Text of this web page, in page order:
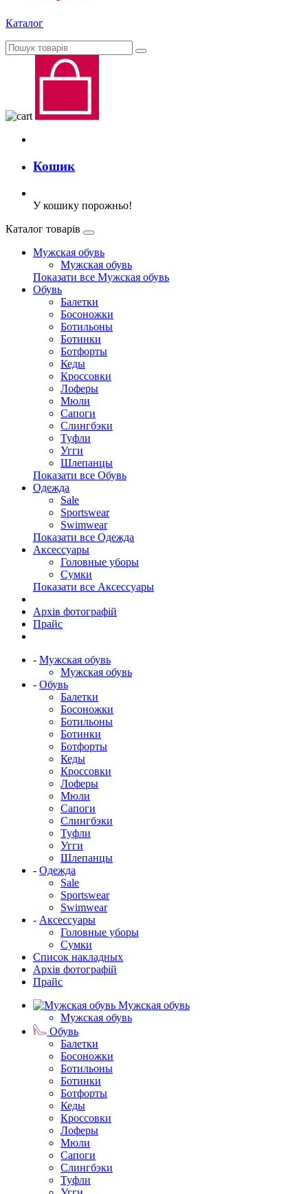
Каталог
Кошик
У кошику порожньо!
Каталог товарів
Мужская обувь
Мужская обувь
Показати все Мужская обувь
Обувь
Балетки
Босоножки
Ботильоны
Ботинки
Ботфорты
Кеды
Кроссовки
Лоферы
Мюли
Сапоги
Слингбэки
Туфли
Угги
Шлепанцы
Показати все Обувь
Одежда
Sale
Sportswear
Swimwear
Показати все Одежда
Аксессуары
Головные уборы
Сумки
Показати все Аксессуары
Архів фотографій
Прайс
- Мужская обувь
Мужская обувь
- Обувь
Балетки
Босоножки
Ботильоны
Ботинки
Ботфорты
Кеды
Кроссовки
Лоферы
Мюли
Сапоги
Слингбэки
Туфли
Угги
Шлепанцы
- Одежда
Sale
Sportswear
Swimwear
- Аксессуары
Головные уборы
Сумки
Список накладных
Архів фотографій
Прайс
Мужская обувь
Мужская обувь
Обувь
Балетки
Босоножки
Ботильоны
Ботинки
Ботфорты
Кеды
Кроссовки
Лоферы
Мюли
Сапоги
Слингбэки
Туфли